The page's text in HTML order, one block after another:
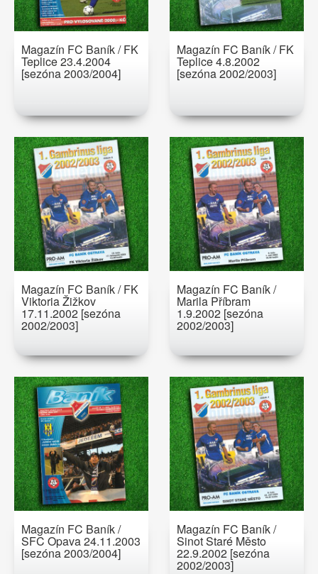
Magazín FC Baník / FK
Teplice 23.4.2004
[sezóna 2003/2004]
Magazín FC Baník / FK
Teplice 4.8.2002
[sezóna 2002/2003]
Magazín FC Baník / FK
Viktoria Žižkov
17.11.2002 [sezóna
2002/2003]
Magazín FC Baník /
Marila Příbram
1.9.2002 [sezóna
2002/2003]
Magazín FC Baník /
SFC Opava 24.11.2003
[sezóna 2003/2004]
Magazín FC Baník /
Sinot Staré Město
22.9.2002 [sezóna
2002/2003]